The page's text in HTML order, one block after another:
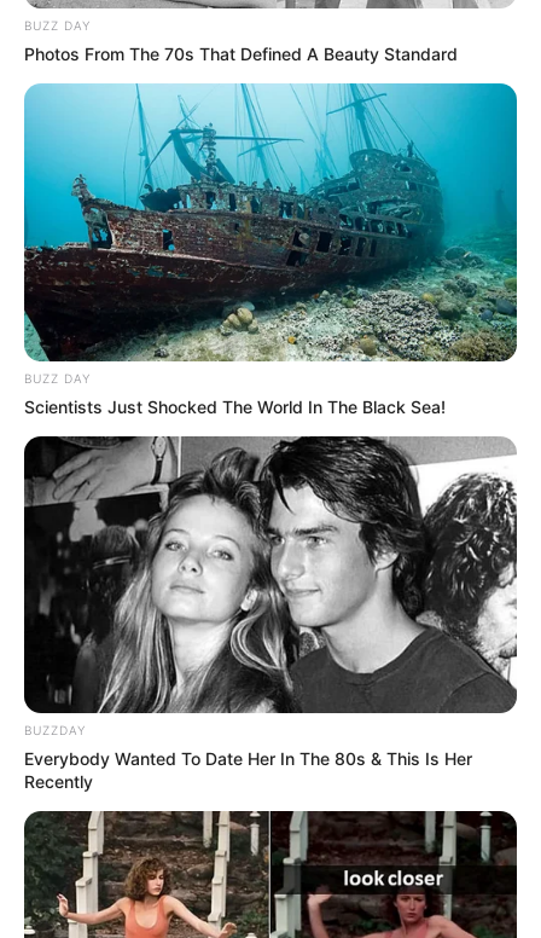
TEMAS DESTACADOS
EMERGENCIAS POR LLUVIAS
METRO DE MEDELLÍN
ELECCIONES PRESIDENCIALES
MARINILLA - ANTIOQUIA
EPM
YONDÓ - ANTIOQUIA
RIONEGRO
BUZZ DAY
Photos From The 70s That Defined A Beauty Standard
BUZZ DAY
Scientists Just Shocked The World In The Black Sea!
BUZZDAY
Everybody Wanted To Date Her In The 80s & This Is Her
Recently